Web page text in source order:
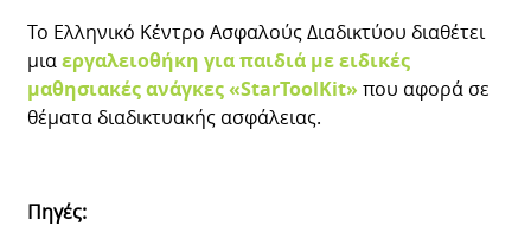
Το Ελληνικό Κέντρο Ασφαλούς Διαδικτύου διαθέτει
μιαεργαλειοθήκη για παιδιά με ειδικές
μαθησιακές ανάγκες «StarToolKit» που αφορά σε
θέματα διαδικτυακής ασφάλειας.
Πηγές: